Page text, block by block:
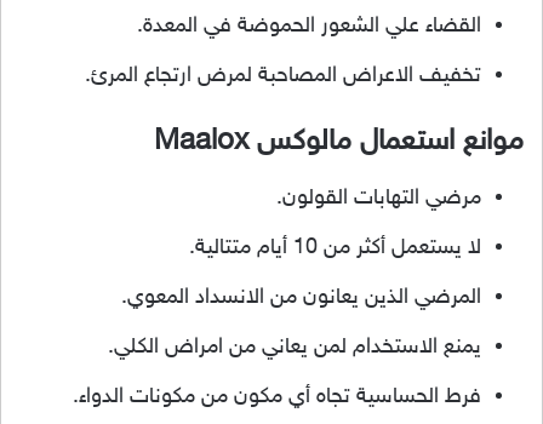
القضاء علي الشعور الحموضة في المعدة.
تخفيف الاعراض المصاحبة لمرض ارتجاع المرئ.
موانع استعمال مالوكس Maalox
مرضي التهابات القولون.
لا يستعمل أكثر من 10 أيام متتالية.
المرضي الذين يعانون من الانسداد المعوي.
يمنع الاستخدام لمن يعاني من امراض الكلي.
فرط الحساسية تجاه أي مكون من مكونات الدواء.